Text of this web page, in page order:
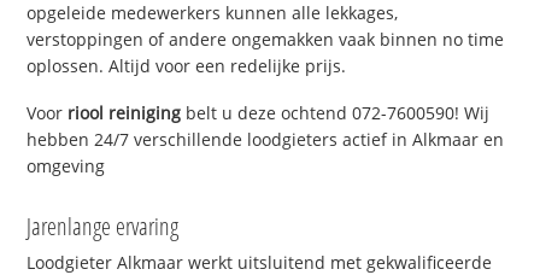
opgeleide medewerkers kunnen alle lekkages,
verstoppingen of andere ongemakken vaak binnen no time
oplossen. Altijd voor een redelijke prijs.
Voor riool reiniging belt u deze ochtend 072-7600590! Wij
hebben 24/7 verschillende loodgieters actief in Alkmaar en
omgeving
Jarenlange ervaring
Loodgieter Alkmaar werkt uitsluitend met gekwalificeerde